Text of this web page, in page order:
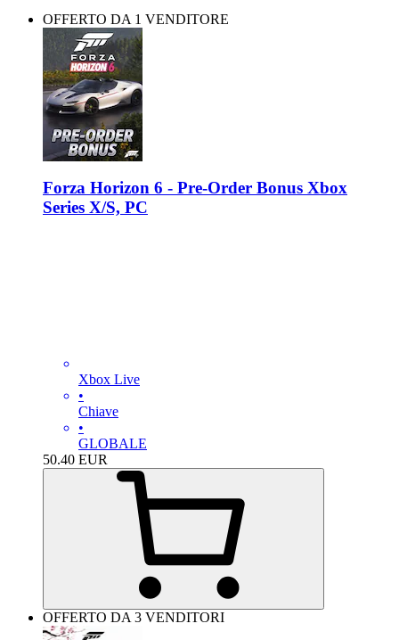
OFFERTO DA 1 VENDITORE
Forza Horizon 6 - Pre-Order Bonus Xbox
Series X/S, PC
Xbox Live
•
Chiave
•
GLOBALE
50.40 EUR
OFFERTO DA 3 VENDITORI